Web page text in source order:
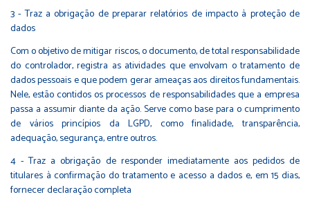
3 - Traz a obrigação de preparar relatórios de impacto à proteção de
dados
Com o objetivo de mitigar riscos, o documento, de total responsabilidade
do controlador, registra as atividades que envolvam o tratamento de
dados pessoais e que podem gerar ameaças aos direitos fundamentais.
Nele, estão contidos os processos de responsabilidades que a empresa
passa a assumir diante da ação. Serve como base para o cumprimento
de vários princípios da LGPD, como finalidade, transparência,
adequação, segurança, entre outros.
4 - Traz a obrigação de responder imediatamente aos pedidos de
titulares à confirmação do tratamento e acesso a dados e, em 15 dias,
fornecer declaração completa